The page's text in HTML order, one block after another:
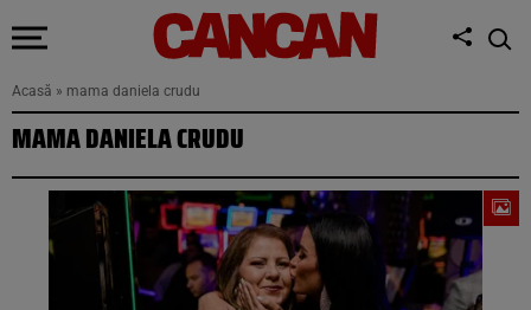
Acasă » mama daniela crudu
MAMA DANIELA CRUDU